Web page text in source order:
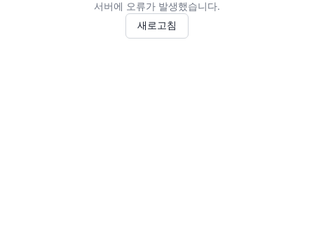
서버에 오류가 발생했습니다.
새로고침